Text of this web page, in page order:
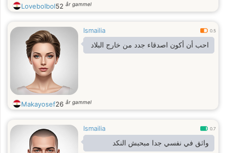
Lovebolbol52 år gammel
Ismailia 0.5
احب أن أكون اصدقاء جدد من خارج البلاد
Makayosef26 år gammel
Ismailia 0.7
واثق في نفسي جدا مبحبش النكد